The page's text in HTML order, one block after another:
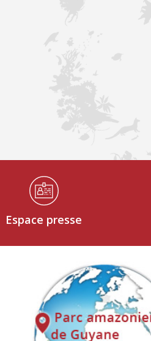
Espace presse